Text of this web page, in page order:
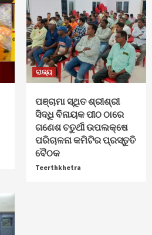
ରାଜ୍ୟ
ପଞ୍ଚାମା ସ୍ଥିତ ଶ୍ରୀଶ୍ରୀ
ସିଦ୍ଧି ବିନାୟକ ପୀଠ ଠାରେ
ଗଣେଶ ଚତୁର୍ଥୀ ଉପଲକ୍ଷେ
ପରିଚାଳନା କମିଟିର ପ୍ରସ୍ତୁତି
ବୈଠକ
Teerthkhetra